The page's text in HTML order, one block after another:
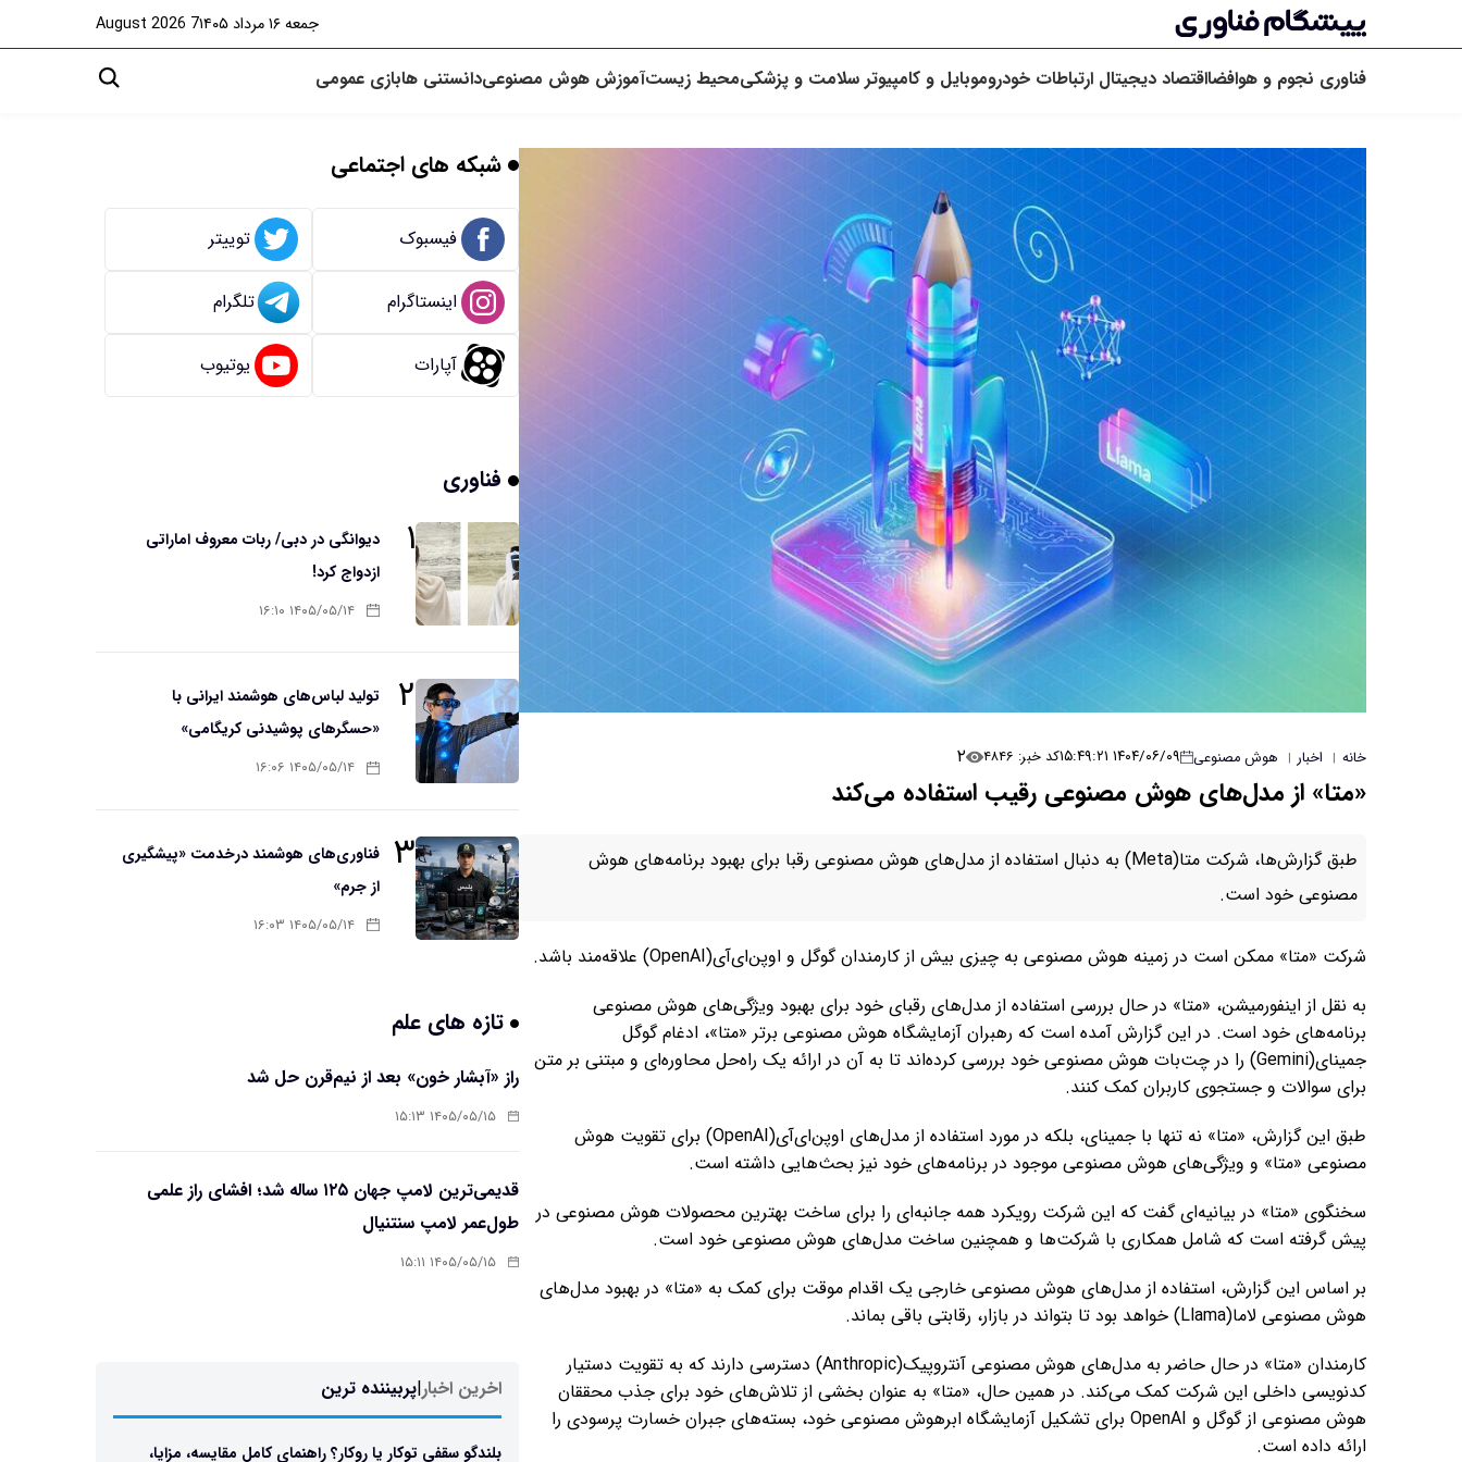
جمعه ۱۶ مرداد ۱۴۰۵ 7 August 2026
فناوری نجوم و هوافضااقتصاد دیجیتال ارتباطات خودروموبایل و کامپیوتر سلامت و پزشکیمحیط زیستآموزش هوش مصنوعیدانستنی هابازی عمومی
خانه | اخبار | هوش مصنوعی ۱۴۰۴/۰۶/۰۹ ۱۵:۴۹:۲۱ کد خبر: ۴۸۴۶ ۲
«متا» از مدل‌های هوش مصنوعی رقیب استفاده می‌کند
طبق گزارش‌ها، شرکت متا(Meta) به دنبال استفاده از مدل‌های هوش مصنوعی رقبا برای بهبود برنامه‌های هوش
مصنوعی خود است.
شرکت «متا» ممکن است در زمینه هوش مصنوعی به چیزی بیش از کارمندان گوگل و اوپن‌ای‌آی(OpenAI) علاقه‌مند باشد.
به نقل از اینفورمیشن، «متا» در حال بررسی استفاده از مدل‌های رقبای خود برای بهبود ویژگی‌های هوش مصنوعی
برنامه‌های خود است. در این گزارش آمده است که رهبران آزمایشگاه هوش مصنوعی برتر «متا»، ادغام گوگل
جمینای(Gemini) را در چت‌بات هوش مصنوعی خود بررسی کرده‌اند تا به آن در ارائه یک راه‌حل محاوره‌ای و مبتنی بر متن
برای سوالات و جستجوی کاربران کمک کنند.
طبق این گزارش، «متا» نه تنها با جمینای، بلکه در مورد استفاده از مدل‌های اوپن‌ای‌آی(OpenAI) برای تقویت هوش
مصنوعی «متا» و ویژگی‌های هوش مصنوعی موجود در برنامه‌های خود نیز بحث‌هایی داشته است.
سخنگوی «متا» در بیانیه‌ای گفت که این شرکت رویکرد همه جانبه‌ای را برای ساخت بهترین محصولات هوش مصنوعی در
پیش گرفته است که شامل همکاری با شرکت‌ها و همچنین ساخت مدل‌های هوش مصنوعی خود است.
بر اساس این گزارش، استفاده از مدل‌های هوش مصنوعی خارجی یک اقدام موقت برای کمک به «متا» در بهبود مدل‌های
هوش مصنوعی لاما(Llama) خواهد بود تا بتواند در بازار، رقابتی باقی بماند.
کارمندان «متا» در حال حاضر به مدل‌های هوش مصنوعی آنتروپیک(Anthropic) دسترسی دارند که به تقویت دستیار
کدنویسی داخلی این شرکت کمک می‌کند. در همین حال، «متا» به عنوان بخشی از تلاش‌های خود برای جذب محققان
هوش مصنوعی از گوگل و OpenAI برای تشکیل آزمایشگاه ابرهوش مصنوعی خود، بسته‌های جبران خسارت پرسودی را
ارائه داده است.
شبکه های اجتماعی
فیسبوک توییتر
اینستاگرام تلگرام
آپارات یوتیوب
فناوری
۱
دیوانگی در دبی/ ربات معروف اماراتی
ازدواج کرد!
۱۴۰۵/۰۵/۱۴ ۱۶:۱۰
۲
تولید لباس‌های هوشمند ایرانی با
«حسگرهای پوشیدنی کریگامی»
۱۴۰۵/۰۵/۱۴ ۱۶:۰۶
۳ فناوری‌های هوشمند درخدمت «پیشگیری
از جرم»
۱۴۰۵/۰۵/۱۴ ۱۶:۰۳
تازه های علم
راز «آبشار خون» بعد از نیم‌قرن حل شد
۱۴۰۵/۰۵/۱۵ ۱۵:۱۳
قدیمی‌ترین لامپ جهان ۱۲۵ ساله شد؛ افشای راز علمی
طول‌عمر لامپ سنتنیال
۱۴۰۵/۰۵/۱۵ ۱۵:۱۱
اخرین اخبار|پربیننده ترین
بلندگو سقفی توکار یا روکار؟ راهنمای کامل مقایسه، مزایا،